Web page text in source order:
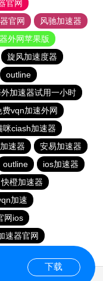
官网
官网
风驰加速器
外网苹果版
旋风加速度器
outline
加速器试用一小时
费vqn加速外网
咪ciash加速器
速器
安易加速器
outline
ios加速器
快橙加速器
加速
网ios
速器官网
下载